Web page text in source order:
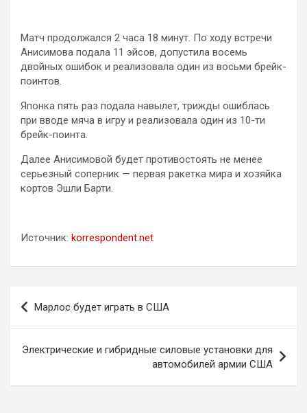
Матч продолжался 2 часа 18 минут. По ходу встречи
Анисимова подала 11 эйсов, допустила восемь
двойных ошибок и реализовала один из восьми брейк-
поинтов.
Японка пять раз подала навылет, трижды ошиблась
при вводе мяча в игру и реализовала один из 10-ти
брейк-поинта.
Далее Анисимовой будет противостоять не менее
серьезный соперник — первая ракетка мира и хозяйка
кортов Эшли Барти.
Источник: korrespondent.net
Навигация
по
записям
Марлос будет играть в США
Электрические и гибридные силовые установки для
автомобилей армии США